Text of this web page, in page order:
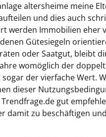
altersheime meine
und dies auch
werden Immobilien
Gütesiegeln
oder Saatgut, bleibt
womöglich der
der vierfache Wert.
dieser
gut
damit zu beschäftigen